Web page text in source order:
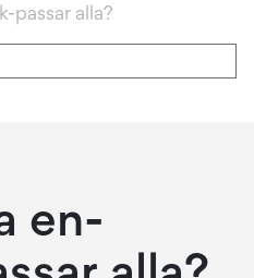
passar alla?
en-